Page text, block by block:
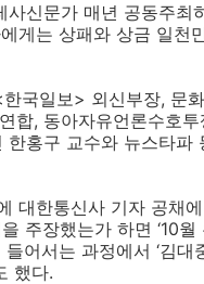
사신문가 매년 공동주최
게는 상패와 상금 일
국일보> 외신부장, 문
합, 동아자유언론수호
홍구 교수와 뉴스타
대한통신사 기자 공채
주장했는가 하면 ‘10
어서는 과정에서 ‘김
했다.